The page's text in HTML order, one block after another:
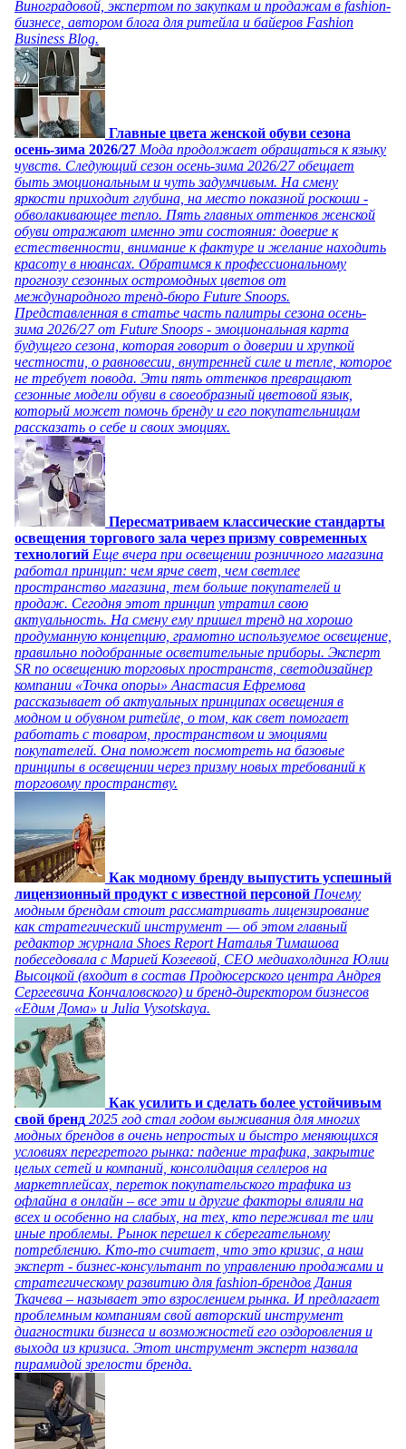
Виноградовой, экспертом по закупкам и продажам в fashion-
бизнесе, автором блога для ритейла и байеров Fashion
Business Blog.
Главные цвета женской обуви сезона
осень-зима 2026/27 Мода продолжает обращаться к языку
чувств. Следующий сезон осень-зима 2026/27 обещает
быть эмоциональным и чуть задумчивым. На смену
яркости приходит глубина, на место показной роскоши -
обволакивающее тепло. Пять главных оттенков женской
обуви отражают именно эти состояния: доверие к
естественности, внимание к фактуре и желание находить
красоту в нюансах. Обратимся к профессиональному
прогнозу сезонных остромодных цветов от
международного тренд-бюро Future Snoops.
Представленная в статье часть палитры сезона осень-
зима 2026/27 от Future Snoops - эмоциональная карта
будущего сезона, которая говорит о доверии и хрупкой
честности, о равновесии, внутренней силе и тепле, которое
не требует повода. Эти пять оттенков превращают
сезонные модели обуви в своеобразный цветовой язык,
который может помочь бренду и его покупательницам
рассказать о себе и своих эмоциях.
Пересматриваем классические стандарты
освещения торгового зала через призму современных
технологий Еще вчера при освещении розничного магазина
работал принцип: чем ярче свет, чем светлее
пространство магазина, тем больше покупателей и
продаж. Сегодня этот принцип утратил свою
актуальность. На смену ему пришел тренд на хорошо
продуманную концепцию, грамотно используемое освещение,
правильно подобранные осветительные приборы. Эксперт
SR по освещению торговых пространств, светодизайнер
компании «Точка опоры» Анастасия Ефремова
рассказывает об актуальных принципах освещения в
модном и обувном ритейле, о том, как свет помогает
работать с товаром, пространством и эмоциями
покупателей. Она поможет посмотреть на базовые
принципы в освещении через призму новых требований к
торговому пространству.
Как модному бренду выпустить успешный
лицензионный продукт с известной персоной Почему
модным брендам стоит рассматривать лицензирование
как стратегический инструмент — об этом главный
редактор журнала Shoes Report Наталья Тимашова
побеседовала с Марией Козеевой, СЕО медиахолдинга Юлии
Высоцкой (входит в состав Продюсерского центра Андрея
Сергеевича Кончаловского) и бренд-директором бизнесов
«Едим Дома» и Julia Vysotskaya.
Как усилить и сделать более устойчивым
свой бренд 2025 год стал годом выживания для многих
модных брендов в очень непростых и быстро меняющихся
условиях перегретого рынка: падение трафика, закрытие
целых сетей и компаний, консолидация селлеров на
маркетплейсах, переток покупательского трафика из
офлайна в онлайн – все эти и другие факторы влияли на
всех и особенно на слабых, на тех, кто переживал те или
иные проблемы. Рынок перешел к сберегательному
потреблению. Кто-то считает, что это кризис, а наш
эксперт - бизнес-консультант по управлению продажами и
стратегическому развитию для fashion-брендов Дания
Ткачева – называет это взрослением рынка. И предлагает
проблемным компаниям свой авторский инструмент
диагностики бизнеса и возможностей его оздоровления и
выхода из кризиса. Этот инструмент эксперт назвала
пирамидой зрелости бренда.